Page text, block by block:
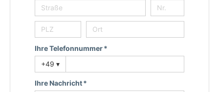
Ihre Telefonnummer *
+49 ▾
Ihre Nachricht *